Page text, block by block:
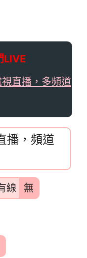
LIVE
直播，多頻道
播，頻道
線
無